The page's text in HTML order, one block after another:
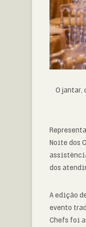
O jantar,
Noite dos
dos
A edição
evento
Chefs foi